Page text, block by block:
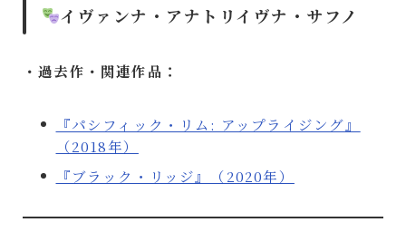
イヴァンナ・アナトリイヴナ・サフノ
・過去作・関連作品：
『パシフィック・リム: アップライジング』
（2018年）
『ブラック・リッジ』（2020年）